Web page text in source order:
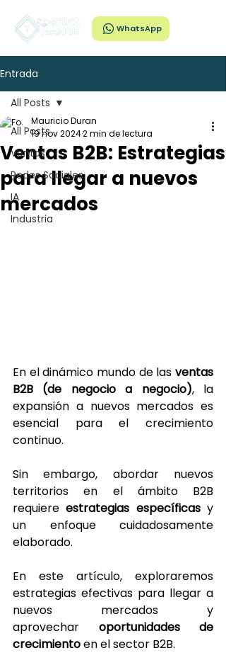
WhatsApp
Entrada
All Posts
Ventas
Redes Sociales
IA
Industria
All Posts
Ventas B2B: Estrategias
para llegar a nuevos
mercados
Mauricio Duran
19 nov 20242 min de lectura
En el dinámico mundo de las ventas
B2B (de negocio a negocio), la
expansión a nuevos mercados es
esencial para el crecimiento
continuo.
Sin embargo, abordar nuevos
territorios en el ámbito B2B
requiere estrategias específicas y
un enfoque cuidadosamente
elaborado.
En este artículo, exploraremos
estrategias efectivas para llegar a
nuevos mercados y
aprovechar oportunidades de
crecimiento en el sector B2B.